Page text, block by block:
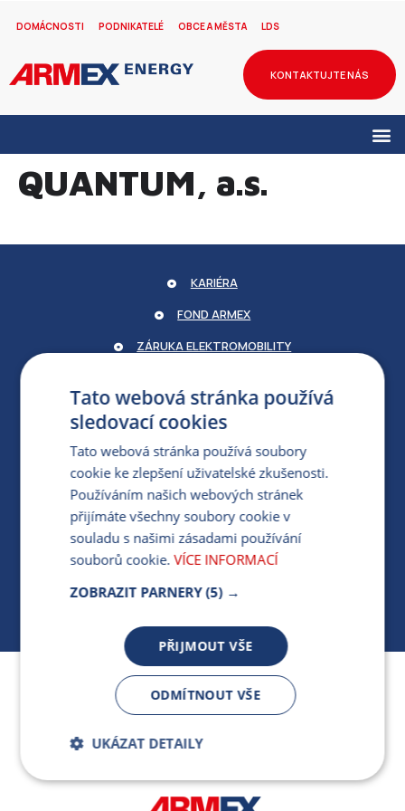
DOMÁCNOSTI PODNIKATELÉ OBCE A MĚSTA LDS
KONTAKTUJTE NÁS
QUANTUM, a.s.
Jsme součástí skupiny ARMEX a členem Asociace
nezávislých dodavatelů energií.
KARIÉRA
FOND ARMEX
ZÁRUKA ELEKTROMOBILITY
PRO MÉDIA
MÁM DOTAZ KE STÁVAJÍCÍ SMLOUVĚ
412 154 154
PO-PÁ 7:30-17:00
Tato webová stránka používá
sledovací cookies
Tato webová stránka používá soubory
cookie ke zlepšení uživatelské zkušenosti.
Používáním našich webových stránek
přijímáte všechny soubory cookie v
souladu s našimi zásadami používání
souborů cookie. VÍCE INFORMACÍ
ZOBRAZIT PARNERY (5) →
PŘIJMOUT VŠE
ODMÍTNOUT VŠE
UKÁZAT DETAILY
Bezpodmínečně
nutné soubory
Výkonnostní